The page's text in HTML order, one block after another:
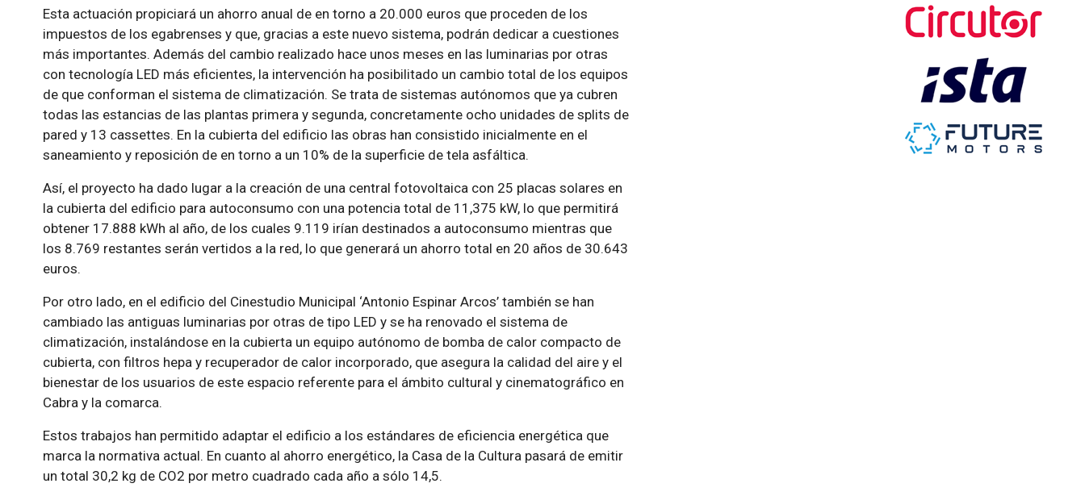
Esta actuación propiciará un ahorro anual de en torno a 20.000 euros que proceden de los
impuestos de los egabrenses y que, gracias a este nuevo sistema, podrán dedicar a cuestiones
más importantes. Además del cambio realizado hace unos meses en las luminarias por otras
con tecnología LED más eficientes, la intervención ha posibilitado un cambio total de los equipos
de que conforman el sistema de climatización. Se trata de sistemas autónomos que ya cubren
todas las estancias de las plantas primera y segunda, concretamente ocho unidades de splits de
pared y 13 cassettes. En la cubierta del edificio las obras han consistido inicialmente en el
saneamiento y reposición de en torno a un 10% de la superficie de tela asfáltica.
Así, el proyecto ha dado lugar a la creación de una central fotovoltaica con 25 placas solares en
la cubierta del edificio para autoconsumo con una potencia total de 11,375 kW, lo que permitirá
obtener 17.888 kWh al año, de los cuales 9.119 irían destinados a autoconsumo mientras que
los 8.769 restantes serán vertidos a la red, lo que generará un ahorro total en 20 años de 30.643
euros.
Por otro lado, en el edificio del Cinestudio Municipal ‘Antonio Espinar Arcos’ también se han
cambiado las antiguas luminarias por otras de tipo LED y se ha renovado el sistema de
climatización, instalándose en la cubierta un equipo autónomo de bomba de calor compacto de
cubierta, con filtros hepa y recuperador de calor incorporado, que asegura la calidad del aire y el
bienestar de los usuarios de este espacio referente para el ámbito cultural y cinematográfico en
Cabra y la comarca.
Estos trabajos han permitido adaptar el edificio a los estándares de eficiencia energética que
marca la normativa actual. En cuanto al ahorro energético, la Casa de la Cultura pasará de emitir
un total 30,2 kg de CO2 por metro cuadrado cada año a sólo 14,5.